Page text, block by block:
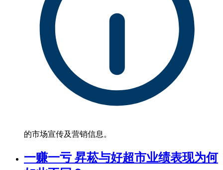
的市场宣传及营销信息。
一赚一亏 昇菘与好超市业绩表现为何